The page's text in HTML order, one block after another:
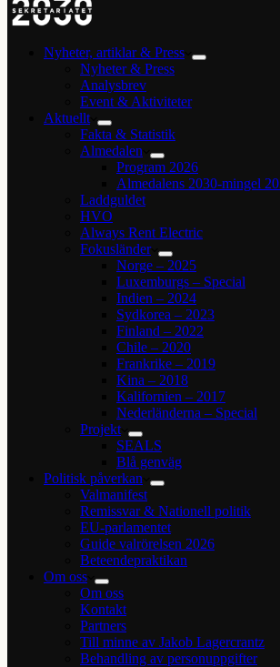
Nyheter, artiklar & Press
Nyheter & Press
Analysbrev
Event & Aktiviteter
Aktuellt
Fakta & Statistik
Almedalen
Program 2026
Almedalens 2030-mingel
Laddguldet
HVO
Always Rent Electric
Fokusländer
Norge – 2025
Luxemburgs – Special
Indien – 2024
Sydkorea – 2023
Finland – 2022
Chile – 2020
Frankrike – 2019
Kina – 2018
Kalifornien – 2017
Nederländerna – Special
Projekt
SEALS
Blå genväg
Politisk påverkan
Valmanifest
Remissvar & Nationell politik
EU-parlamentet
Guide valrörelsen 2026
Beteendepraktikan
Om oss
Om oss
Kontakt
Partners
Till minne av Jakob Lagercrantz
Behandling av personuppgifter